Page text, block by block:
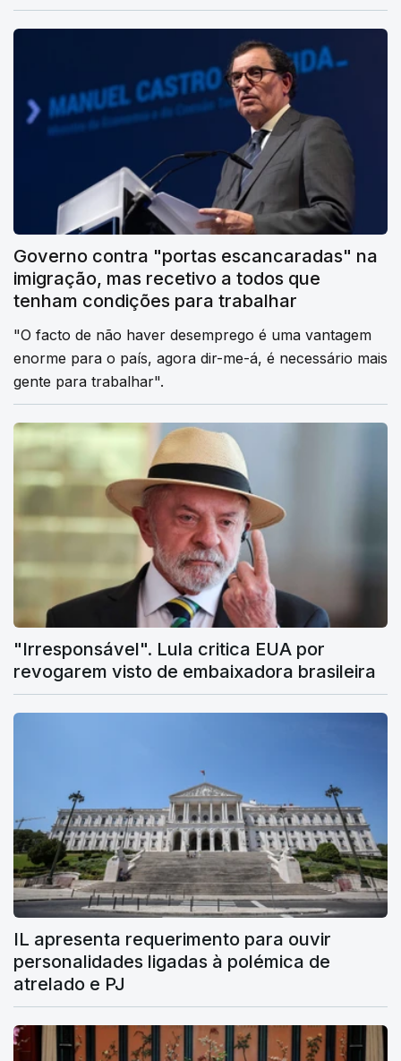
Governo contra "portas escancaradas" na
imigração, mas recetivo a todos que
tenham condições para trabalhar
"O facto de não haver desemprego é uma vantagem
enorme para o país, agora dir-me-á, é necessário mais
gente para trabalhar".
"Irresponsável". Lula critica EUA por
revogarem visto de embaixadora brasileira
IL apresenta requerimento para ouvir
personalidades ligadas à polémica de
atrelado e PJ